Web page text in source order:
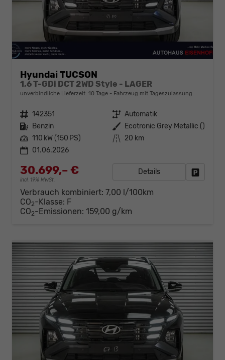
Hyundai TUCSON
1,6 T-GDi DCT 2WD Style - LAGER
unverbindliche Lieferzeit: 10 Tage Fahrzeug mit Tageszulassung
Fahrzeugnr. 142351 Getriebe Automatik
Kraftstoff Benzin Außenfarbe Ecotronic Grey Metallic ()
Leistung 110 kW (150 PS) Kilometerstand 20 km
01.06.2026
30.699,– €
incl. 19% MwSt.
Details
Verbrauch kombiniert: 7,00 l/100km
CO2-Klasse: F
CO2-Emissionen: 159,00 g/km